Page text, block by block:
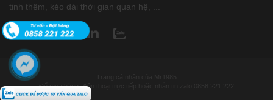
tinh thêm, kéo dài thời gian quan hệ, ...
Để mua hàng, điện thoại trực tiếp hoặc nhắn tin zalo 0858 221 222